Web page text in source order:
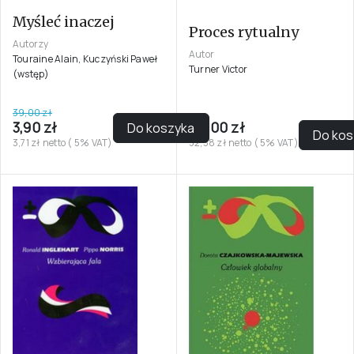
Myśleć inaczej
Autorzy
Touraine Alain, Kuczyński Paweł
(wstęp)
39,00 zł
3,90 zł
3,71 zł netto ( 5% VAT)
Do koszyka
Proces rytualny
Autor
Turner Victor
55,00 zł
52,38 zł netto ( 5% VAT) Do